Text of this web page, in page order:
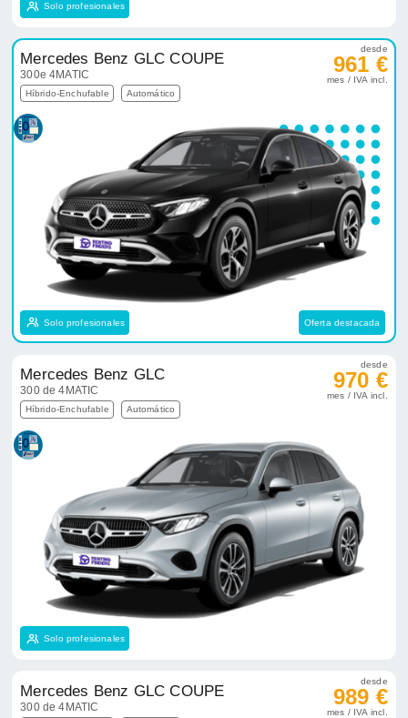
Solo profesionales
Mercedes Benz GLC COUPE
300e 4MATIC
Híbrido-Enchufable Automático
desde
961 €
mes / IVA incl.
Solo profesionales Oferta destacada
Mercedes Benz GLC
300 de 4MATIC
Híbrido-Enchufable Automático
desde
970 €
mes / IVA incl.
Solo profesionales
Mercedes Benz GLC COUPE
300 de 4MATIC
desde
989 €
mes / IVA incl.